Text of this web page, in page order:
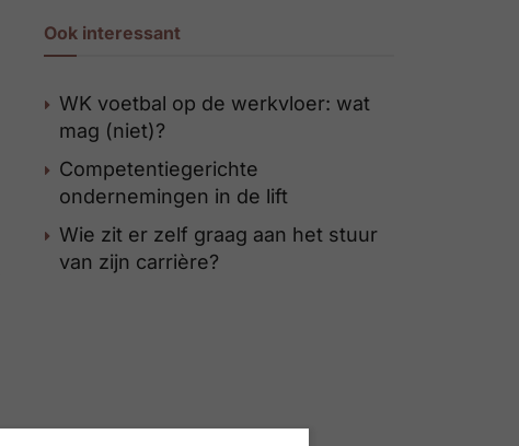
Ook interessant
WK voetbal op de werkvloer: wat
mag (niet)?
Competentiegerichte
ondernemingen in de lift
Wie zit er zelf graag aan het stuur
van zijn carrière?